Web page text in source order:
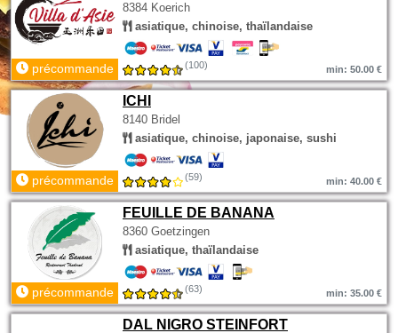
8384 Koerich
asiatique, chinoise, thaïlandaise
précommande (100) min: 50.00 €
ICHI
8140 Bridel
asiatique, chinoise, japonaise, sushi
précommande (59) min: 40.00 €
FEUILLE DE BANANA
8360 Goetzingen
asiatique, thaïlandaise
précommande (63) min: 35.00 €
DAL NIGRO STEINFORT